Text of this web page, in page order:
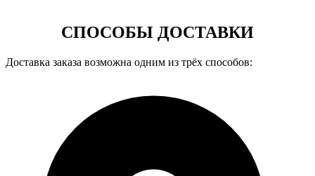
СПОСОБЫ ДОСТАВКИ
Доставка заказа возможна одним из трёх способов: